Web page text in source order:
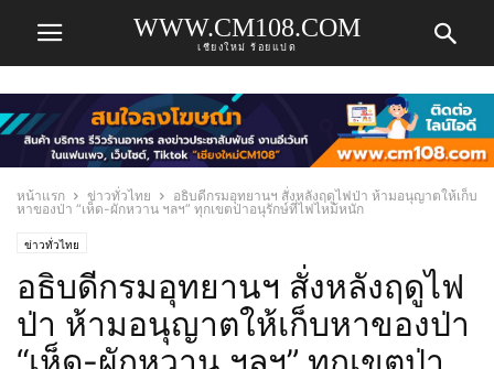
WWW.CM108.COM
เชียงใหม่ ร้อยแปด
หน้าแรก ข่าวทั่วไทย
อธิบดีกรมอุทยานฯ สั่งหลังฤดูไฟป่า ห้ามอนุญาตให้เก็บ
หาของป่า “เห็ด-ผักหวาน ฯลฯ” ทุกเขตป่าอนุรักษ์ที่ไฟไหม้หนัก
ข่าวทั่วไทย
อธิบดีกรมอุทยานฯ สั่งหลังฤดูไฟ
ป่า ห้ามอนุญาตให้เก็บหาของป่า